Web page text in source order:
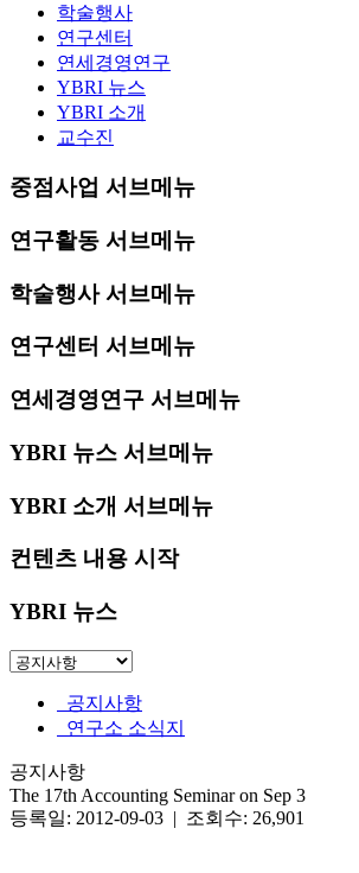
학술행사
연구센터
연세경영연구
YBRI 뉴스
YBRI 소개
교수진
중점사업 서브메뉴
연구활동 서브메뉴
학술행사 서브메뉴
연구센터 서브메뉴
연세경영연구 서브메뉴
YBRI 뉴스 서브메뉴
YBRI 소개 서브메뉴
컨텐츠 내용 시작
YBRI 뉴스
공지사항
연구소 소식지
공지사항
The 17th Accounting Seminar on Sep 3
등록일: 2012-09-03 | 조회수: 26,901